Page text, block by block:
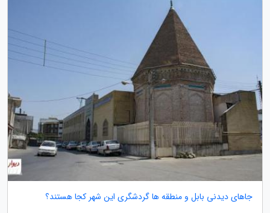
جاهای دیدنی بابل و منطقه ها گردشگری این شهر کجا هستند؟